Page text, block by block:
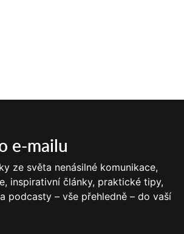
e-mailu
ze světa nenásilné komunikace,
inspirativní články, praktické tipy,
podcasty – vše přehledně – do vaší